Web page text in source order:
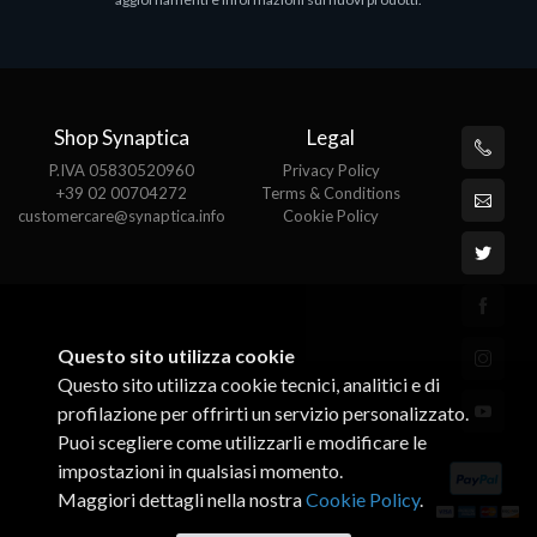
Shop Synaptica
P.IVA 05830520960
+39 02 00704272
customercare@synaptica.info
Legal
Privacy Policy
Terms & Conditions
Cookie Policy
Questo sito utilizza cookie
Questo sito utilizza cookie tecnici, analitici e di
profilazione per offrirti un servizio personalizzato.
Puoi scegliere come utilizzarli e modificare le
impostazioni in qualsiasi momento.
Maggiori dettagli nella nostraCookie Policy.